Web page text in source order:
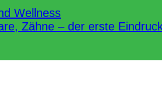
Wellness
Zähne – der erste